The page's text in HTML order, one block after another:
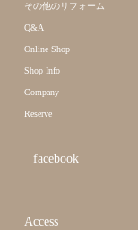
その他のリフォーム
Q&A
Online Shop
Shop Info
Company
Reserve
facebook
Access